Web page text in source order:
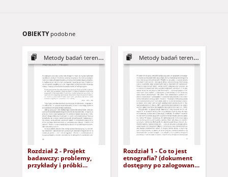
OBIEKTY podobne
Metody badań terenowych
Rozdział 2 - Projekt
badawczy: problemy,
przykłady i próbki
Metody badań terenowych
Rozdział 1 - Co to jest
etnografia? (dokument
dostępny po zalogowaniu